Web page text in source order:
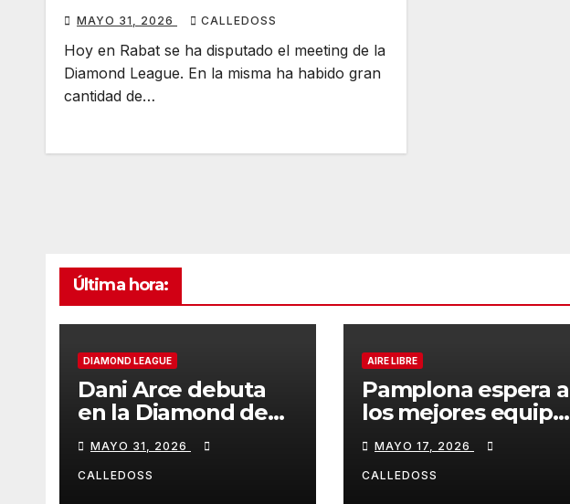
MAYO 31, 2026 CALLEDOSS
Hoy en Rabat se ha disputado el meeting de la
Diamond League. En la misma ha habido gran
cantidad de…
Última hora:
DIAMOND LEAGUE
Dani Arce debuta
en la Diamond de
Rabat
MAYO 31, 2026
CALLEDOSS
AIRE LIBRE
Pamplona espera a
los mejores equipos
de la Liga Joma e
Iberdrola
MAYO 17, 2026
CALLEDOSS